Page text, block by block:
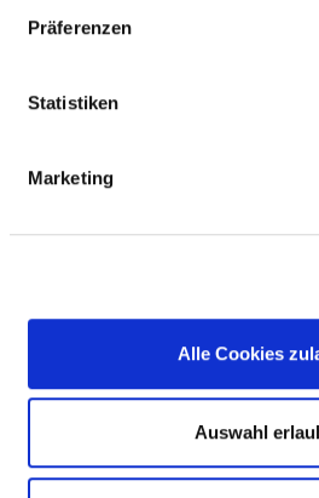
Präferenzen
Statistiken
Marketing
Alle Cookies
Auswahl
Musiktherapie
Physikalische Therapie /
Einzel- und/oder
Schmerztherapie /-
Spezielle